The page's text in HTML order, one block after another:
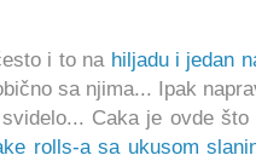
i to na hiljadu i jedan
sa njima... Ipak
Caka je ovde što
rolls-a sa ukusom sl